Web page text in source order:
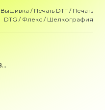
Вышивка / Печать DTF / Печать
DTG / Флекс / Шелкография